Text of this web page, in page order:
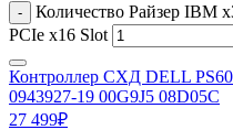
-
Количество Райзер IBM
PCIe x16 Slot
Контроллер СХД DELL
0943927-19 00G9J5 08D05C
27 499₽